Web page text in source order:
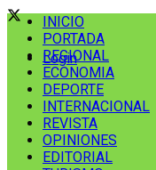
Login
INICIO
PORTADA
REGIONAL
ECONOMIA
DEPORTE
INTERNACIONAL
REVISTA
OPINIONES
EDITORIAL